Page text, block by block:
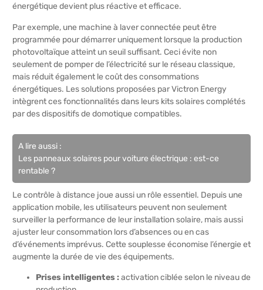
énergétique devient plus réactive et efficace.
Par exemple, une machine à laver connectée peut être
programmée pour démarrer uniquement lorsque la production
photovoltaïque atteint un seuil suffisant. Ceci évite non
seulement de pomper de l’électricité sur le réseau classique,
mais réduit également le coût des consommations
énergétiques. Les solutions proposées par Victron Energy
intègrent ces fonctionnalités dans leurs kits solaires complétés
par des dispositifs de domotique compatibles.
A lire aussi :
Les panneaux solaires pour voiture électrique : est-ce
rentable ?
Le contrôle à distance joue aussi un rôle essentiel. Depuis une
application mobile, les utilisateurs peuvent non seulement
surveiller la performance de leur installation solaire, mais aussi
ajuster leur consommation lors d’absences ou en cas
d’événements imprévus. Cette souplesse économise l’énergie et
augmente la durée de vie des équipements.
Prises intelligentes :activation ciblée selon le niveau de